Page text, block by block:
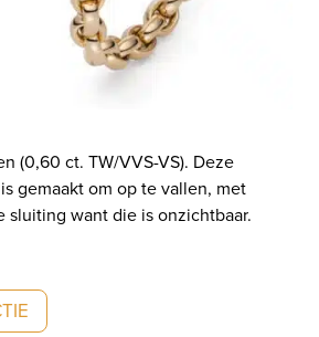
(0,60 ct. TW/VVS-VS). Deze
gemaakt om op te vallen, met
sluiting want die is onzichtbaar.